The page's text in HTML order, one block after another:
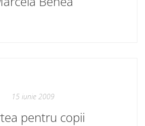
15 iunie 2009
pentru copii